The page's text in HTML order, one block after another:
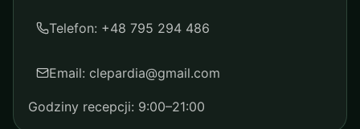
Telefon: +48 795 294 486
Email: clepardia@gmail.com
Godziny recepcji: 9:00–21:00